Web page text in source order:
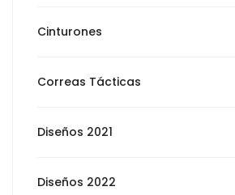
Cinturones
Correas Tácticas
Diseños 2021
Diseños 2022